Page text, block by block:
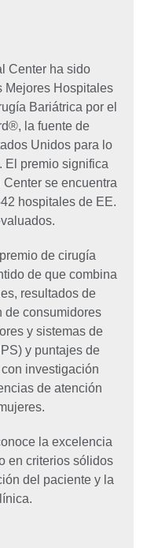
Center ha sido
Mejores Hospitales
Bariátrica por el
la fuente de
Unidos para lo
El premio significa
se encuentra
hospitales de EE.
de cirugía
de que combina
resultados de
de consumidores
y sistemas de
y puntajes de
investigación
de atención
la excelencia
en criterios sólidos
del paciente y la